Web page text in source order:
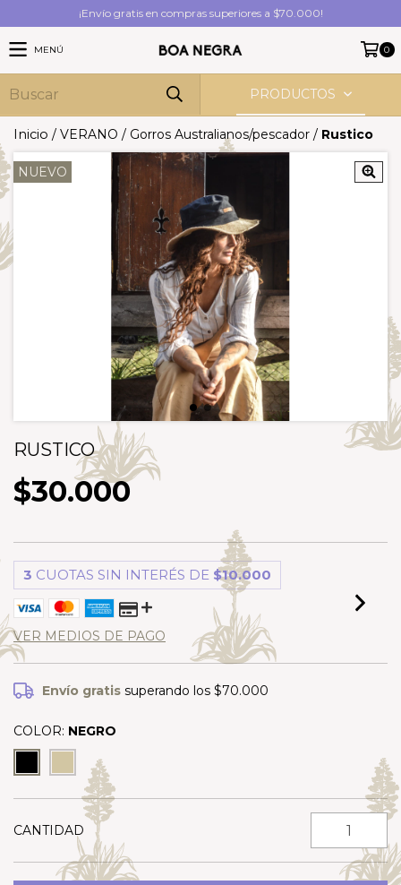
¡Envío gratis en compras superiores a $70.000!
MENÚ 0
PRODUCTOS
Inicio / VERANO / Gorros Australianos/pescador / Rustico
NUEVO
RUSTICO
$30.000
3 CUOTAS SIN INTERÉS DE $10.000
VER MEDIOS DE PAGO
Envío gratis superando los$70.000
COLOR: NEGRO
CANTIDAD